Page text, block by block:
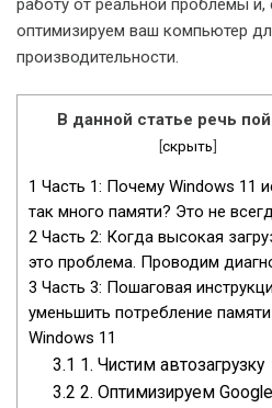
оптимизируем ваш компьютер
производительности.
В данной статье речь
[скрыть]
1 Часть 1: Почему Windows 11
так много памяти? Это не
2 Часть 2: Когда высокая
это проблема. Проводим
3 Часть 3: Пошаговая
уменьшить потребление
Windows 11
3.1 1. Чистим автозагрузку
3.2 2. Оптимизируем